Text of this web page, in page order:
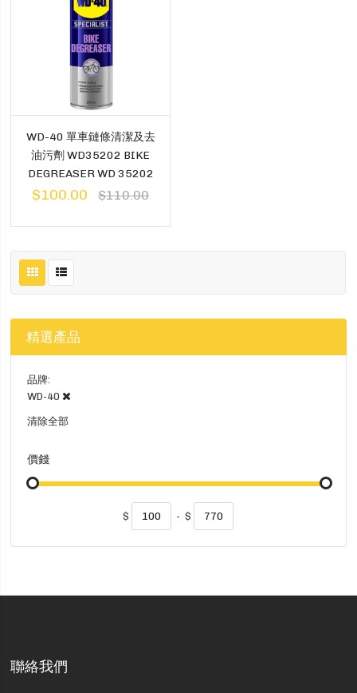
WD-40 單車鏈條清潔及去
油污劑 WD35202 BIKE
DEGREASER WD 35202
$100.00 $110.00
精選產品
品牌
WD-40
清除全部
價錢
$ - $
聯絡我們